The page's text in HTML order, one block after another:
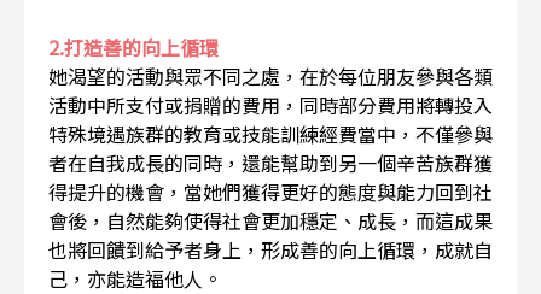
2.打造善的向上循環
她渴望的活動與眾不同之處，在於每位朋友參與各類
活動中所支付或捐贈的費用，同時部分費用將轉投入
特殊境遇族群的教育或技能訓練經費當中，不僅參與
者在自我成長的同時，還能幫助到另一個辛苦族群獲
得提升的機會，當她們獲得更好的態度與能力回到社
會後，自然能夠使得社會更加穩定、成長，而這成果
也將回饋到給予者身上，形成善的向上循環，成就自
己，亦能造福他人。